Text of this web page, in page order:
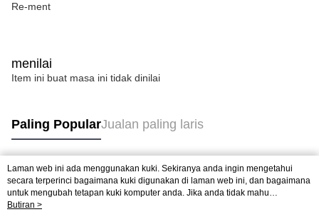
Re-ment
menilai
Item ini buat masa ini tidak dinilai
Paling PopularJualan paling laris
Tag Popular
Jualan paling laris
Laman web ini ada menggunakan kuki. Sekiranya anda ingin mengetahui
secara terperinci bagaimana kuki digunakan di laman web ini, dan bagaimana
untuk mengubah tetapan kuki komputer anda. Jika anda tidak mahu
menggunakan kuki di komputer anda, sila rujuk penerangan mengenai kuki.
Butiran >